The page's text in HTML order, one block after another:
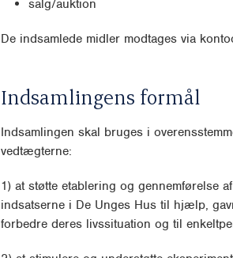
salg/auktion
De indsamlede midler modtages via
Indsamlingens formål
Indsamlingen skal bruges i
vedtægterne:
1) at støtte etablering og gennemførelse
indsatserne i De Unges Hus til hjælp,
forbedre deres livssituation og til